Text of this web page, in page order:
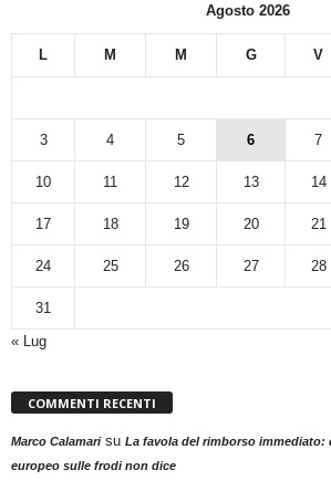
Agosto 2026
L M M G V
3 4 5 6 7
10 11 12 13 14
17 18 19 20 21
24 25 26 27 28
31
« Lug
COMMENTI RECENTI
Marco Calamarisu La favola del rimborso immediato:
europeo sulle frodi non dice